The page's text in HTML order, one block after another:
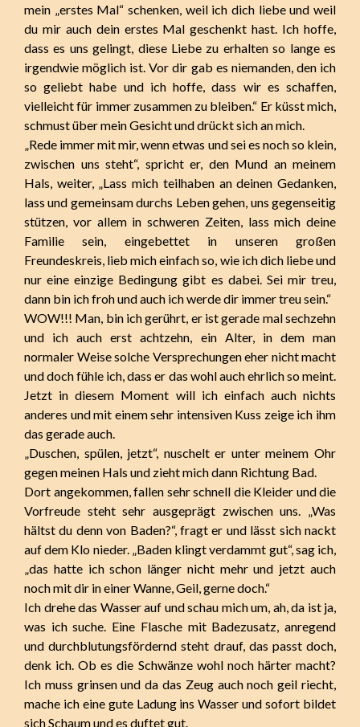
mein „erstes Mal“ schenken, weil ich dich liebe und weil
du mir auch dein erstes Mal geschenkt hast. Ich hoffe,
dass es uns gelingt, diese Liebe zu erhalten so lange es
irgendwie möglich ist. Vor dir gab es niemanden, den ich
so geliebt habe und ich hoffe, dass wir es schaffen,
vielleicht für immer zusammen zu bleiben.“ Er küsst mich,
schmust über mein Gesicht und drückt sich an mich.
„Rede immer mit mir, wenn etwas und sei es noch so klein,
zwischen uns steht“, spricht er, den Mund an meinem
Hals, weiter, „Lass mich teilhaben an deinen Gedanken,
lass und gemeinsam durchs Leben gehen, uns gegenseitig
stützen, vor allem in schweren Zeiten, lass mich deine
Familie sein, eingebettet in unseren großen
Freundeskreis, lieb mich einfach so, wie ich dich liebe und
nur eine einzige Bedingung gibt es dabei. Sei mir treu,
dann bin ich froh und auch ich werde dir immer treu sein.“
WOW!!! Man, bin ich gerührt, er ist gerade mal sechzehn
und ich auch erst achtzehn, ein Alter, in dem man
normaler Weise solche Versprechungen eher nicht macht
und doch fühle ich, dass er das wohl auch ehrlich so meint.
Jetzt in diesem Moment will ich einfach auch nichts
anderes und mit einem sehr intensiven Kuss zeige ich ihm
das gerade auch.
„Duschen, spülen, jetzt“, nuschelt er unter meinem Ohr
gegen meinen Hals und zieht mich dann Richtung Bad.
Dort angekommen, fallen sehr schnell die Kleider und die
Vorfreude steht sehr ausgeprägt zwischen uns. „Was
hältst du denn von Baden?“, fragt er und lässt sich nackt
auf dem Klo nieder. „Baden klingt verdammt gut“, sag ich,
„das hatte ich schon länger nicht mehr und jetzt auch
noch mit dir in einer Wanne, Geil, gerne doch.“
Ich drehe das Wasser auf und schau mich um, ah, da ist ja,
was ich suche. Eine Flasche mit Badezusatz, anregend
und durchblutungsfördernd steht drauf, das passt doch,
denk ich. Ob es die Schwänze wohl noch härter macht?
Ich muss grinsen und da das Zeug auch noch geil riecht,
mache ich eine gute Ladung ins Wasser und sofort bildet
sich Schaum und es duftet gut.